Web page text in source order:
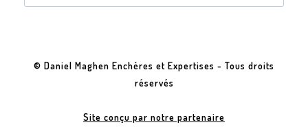
© Daniel Maghen Enchères et Expertises - Tous droits
réservés
Site conçu par notre partenaire